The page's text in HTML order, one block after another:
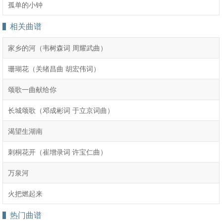
孤单的小钟
相关曲谱
家乡的河（韦树森词 周耀武曲）
珊瑚花（关绪昌曲 胡宏伟词）
颂歌一曲献给你
长城颂歌（邓成彬词 于立京词曲）
渴望生湖南
刺桐花开（崔增录词 许宝仁曲）
万泉河
火把燃起来
热门曲谱